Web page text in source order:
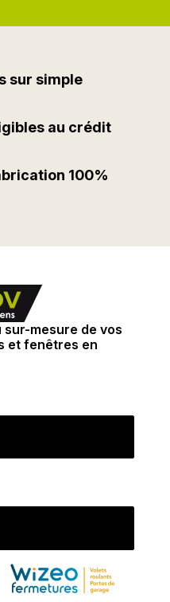
sur simple
au crédit
100%
mesure de vos
et fenêtres en